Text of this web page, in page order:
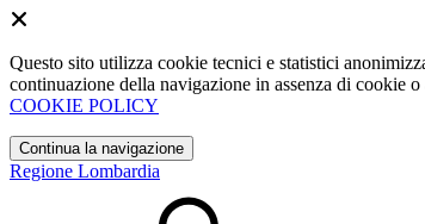
Questo sito utilizza cookie tecnici e statistici
continuazione della navigazione in assenza di cookie
COOKIE POLICY
Continua la navigazione
Regione Lombardia